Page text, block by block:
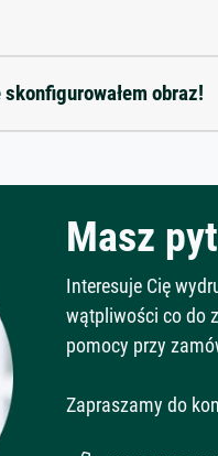
obraz!
Masz
Interesuje Cię
wątpliwości co do
pomocy przy
Zapraszamy do